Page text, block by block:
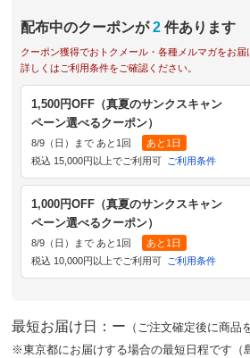
配布中のクーポンが 2 件あります
クーポン獲得でおトクメール・各種メルマガをお届
詳しくはご利用条件をご確認ください。
1,500円OFF（真夏のサンクスキャン
ペーン選べるクーポン）
8/9（日）まで あと1回
あと1日
税込 15,000円以上でご利用可
ご利用条件
1,000円OFF（真夏のサンクスキャン
ペーン選べるクーポン）
8/9（日）まで あと1回
あと1日
税込 10,000円以上でご利用可
ご利用条件
最短お届け日：ー （ご注文確定後に商品
※東京都にお届けする場合の最短日程です（